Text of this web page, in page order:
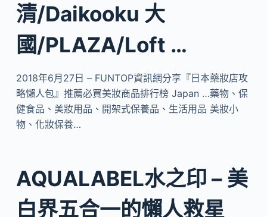
清/Daikooku 大
國/PLAZA/Loft …
2018年6月27日 – FUNTOP資訊網分享『日本藥妝店攻
略懶人包』推薦必買美妝商品排行榜 Japan …藥物、保
健食品、美妝用品、開架式保養品、生活用品 美妝小
物、化妝保養…
AQUALABEL水之印 – 美
白界五合一的懶人救星